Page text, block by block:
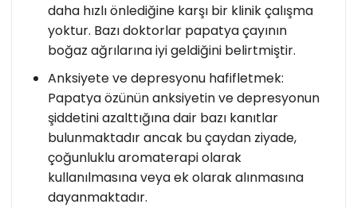
daha hızlı önlediğine karşı bir klinik çalışma
yoktur. Bazı doktorlar papatya çayının
boğaz ağrılarına iyi geldiğini belirtmiştir.
Anksiyete ve depresyonu hafifletmek:
Papatya özünün anksiyetin ve depresyonun
şiddetini azalttığına dair bazı kanıtlar
bulunmaktadır ancak bu çaydan ziyade,
çoğunluklu aromaterapi olarak
kullanılmasına veya ek olarak alınmasına
dayanmaktadır.